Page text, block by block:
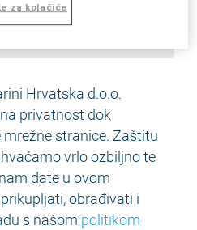
Hrvatska d.o.o.
privatnost dok
stranice. Zaštitu
vrlo ozbiljno te
date u ovom
obrađivati i
s našom politikom
za kolačiće